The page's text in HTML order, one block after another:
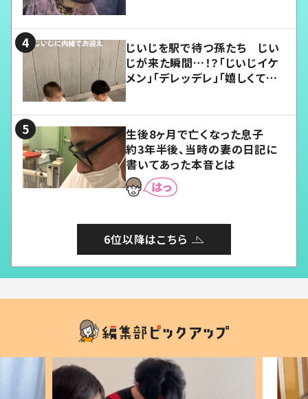
じいじを駅で待つ孫たち じい
じが来た瞬間…！？「じいじイケ
メン」「デレッデレ」「嬉しくて可
生後8ヶ月で亡くなった息子
約3年半後、当時の妻の日記に
書いてあった本音とは
6位以降はこちら